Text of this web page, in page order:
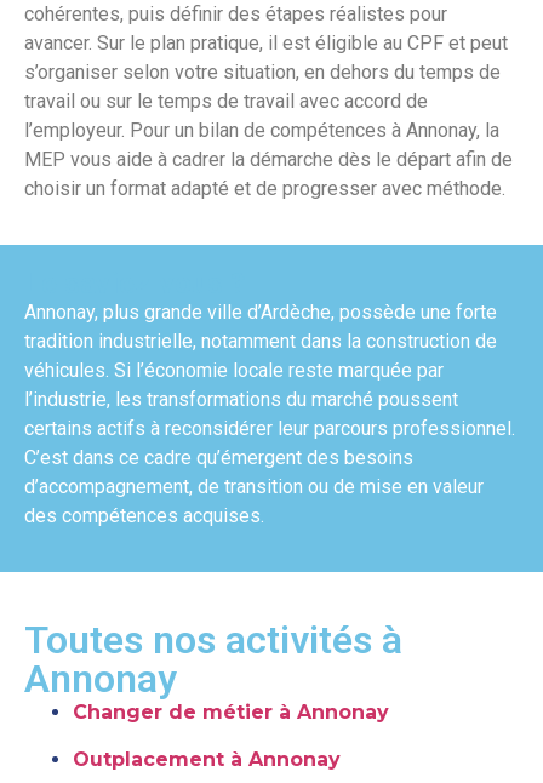
cohérentes, puis définir des étapes réalistes pour
avancer. Sur le plan pratique, il est éligible au CPF et peut
s’organiser selon votre situation, en dehors du temps de
travail ou sur le temps de travail avec accord de
l’employeur. Pour un bilan de compétences à Annonay, la
MEP vous aide à cadrer la démarche dès le départ afin de
choisir un format adapté et de progresser avec méthode.
Annonay, plus grande ville d’Ardèche, possède une forte
tradition industrielle, notamment dans la construction de
véhicules. Si l’économie locale reste marquée par
l’industrie, les transformations du marché poussent
certains actifs à reconsidérer leur parcours professionnel.
C’est dans ce cadre qu’émergent des besoins
d’accompagnement, de transition ou de mise en valeur
des compétences acquises.
Toutes nos activités à
Annonay
Changer de métier à Annonay
Outplacement à Annonay